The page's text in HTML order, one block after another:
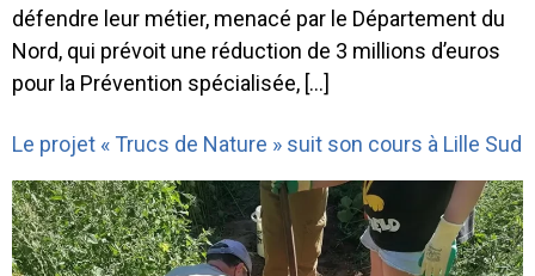
défendre leur métier, menacé par le Département du
Nord, qui prévoit une réduction de 3 millions d’euros
pour la Prévention spécialisée, […]
Le projet « Trucs de Nature » suit son cours à Lille Sud